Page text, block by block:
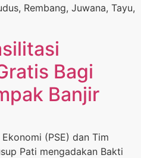
Rembang, Juwana, Tayu,
Bagi
Banjir
(PSE) dan Tim
Pati mengadakan Bakti